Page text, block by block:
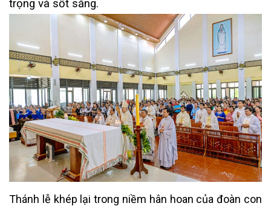
trọng và sốt sắng.
Thánh lễ khép lại trong niềm hân hoan của đoàn con